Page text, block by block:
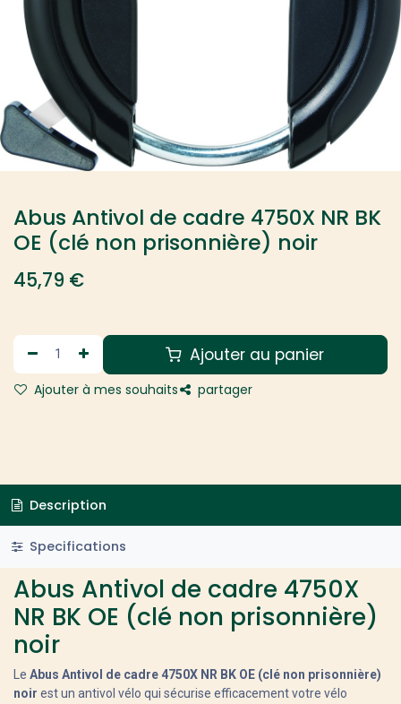
Abus Antivol de cadre 4750X NR BK
OE (clé non prisonnière) noir
45,79 €
Ajouter au panier
Ajouter à mes souhaits partager
Description
Specifications
Abus Antivol de cadre 4750X
NR BK OE (clé non prisonnière)
noir
Le Abus Antivol de cadre 4750X NR BK OE (clé non prisonnière)
noir est un antivol vélo qui sécurise efficacement votre vélo